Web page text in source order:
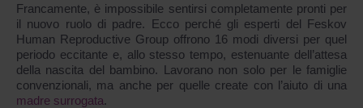
Francamente, è impossibile sentirsi completamente pronti per
il nuovo ruolo di padre. Ecco perché gli esperti del Feskov
Human Reproductive Group offrono 16 modi diversi per quel
periodo eccitante e, allo stesso tempo, estenuante dell’attesa
della nascita del bambino. Lavorano non solo per le famiglie
convenzionali, ma anche per quelle create con l’aiuto di una
madre surrogata.